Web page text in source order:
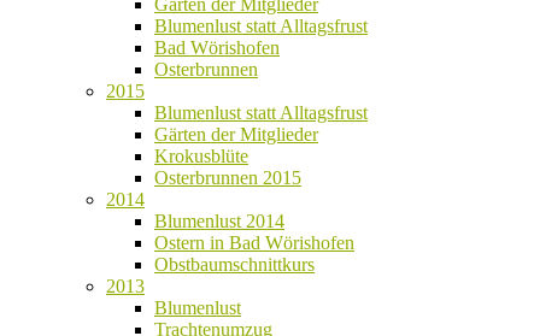
Gärten der Mitglieder
Blumenlust statt Alltagsfrust
Bad Wörishofen
Osterbrunnen
2015
Blumenlust statt Alltagsfrust
Gärten der Mitglieder
Krokusblüte
Osterbrunnen 2015
2014
Blumenlust 2014
Ostern in Bad Wörishofen
Obstbaumschnittkurs
2013
Blumenlust
Trachtenumzug